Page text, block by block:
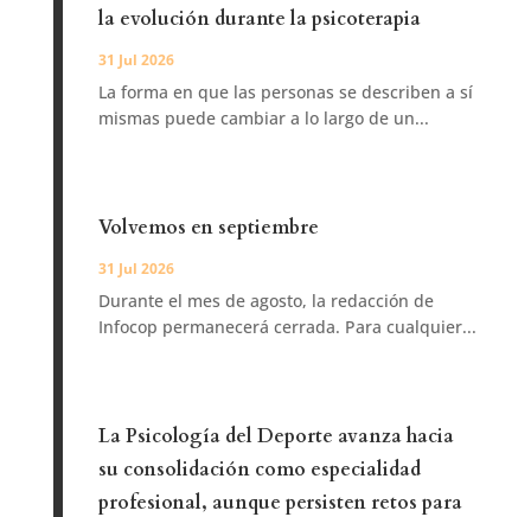
la evolución durante la psicoterapia
31 Jul 2026
La forma en que las personas se describen a sí
mismas puede cambiar a lo largo de un...
Volvemos en septiembre
31 Jul 2026
Durante el mes de agosto, la redacción de
Infocop permanecerá cerrada. Para cualquier...
La Psicología del Deporte avanza hacia
su consolidación como especialidad
profesional, aunque persisten retos para